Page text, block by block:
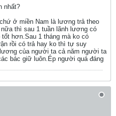
nhất?
ở miền Nam là lương trả theo
thì sau 1 tuần lãnh lương có
hơn.Sau 1 tháng mà ko có
rồi có trả hay ko thì tự suy
của người ta cả năm người ta
bác giữ luôn.Ép người quá đáng